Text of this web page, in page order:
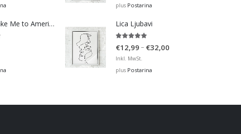
Bosna Take Me to America Navijačka Majica 2
plus Postarina
Lica Ljubavi
€12,99 – €32,00
Inkl. MwSt.
plus Postarina